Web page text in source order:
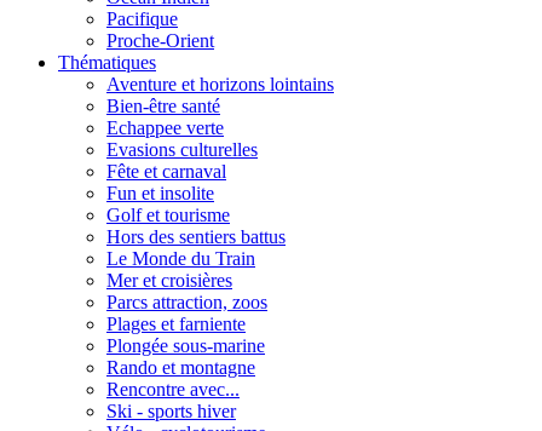
Pacifique
Proche-Orient
Thématiques
Aventure et horizons lointains
Bien-être santé
Echappee verte
Evasions culturelles
Fête et carnaval
Fun et insolite
Golf et tourisme
Hors des sentiers battus
Le Monde du Train
Mer et croisières
Parcs attraction, zoos
Plages et farniente
Plongée sous-marine
Rando et montagne
Rencontre avec...
Ski - sports hiver